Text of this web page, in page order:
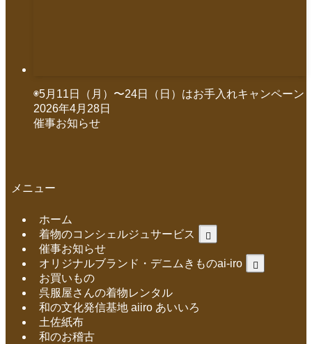
◉5月11日（月）〜24日（日）はお手入れキャンペーン
2026年4月28日
催事お知らせ
メニュー
ホーム
着物のコンシェルジュサービス
催事お知らせ
オリジナルブランド・デニムきものai-iro
お買いもの
呉服屋さんの着物レンタル
和の文化発信基地 aiiro あいいろ
土佐紙布
和のお稽古